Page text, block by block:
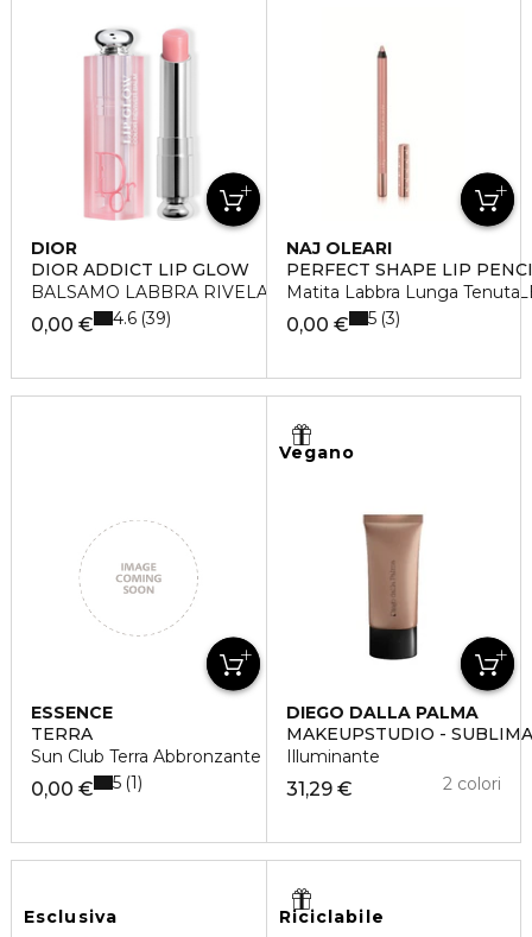
DIOR
DIOR ADDICT LIP GLOW
BALSAMO LABBRA RIVELATORE DEL COLORE
0,00 € 4.6 39
NAJ OLEARI
PERFECT SHAPE LIP
Matita Labbra Lunga Tenuta
0,00 € 5 3
ESSENCE
TERRA
Sun Club Terra Abbronzante
0,00 € 5 1
Vegano
DIEGO DALLA PALMA
MAKEUPSTUDIO -
Illuminante
31,29 € 2 colori
Esclusiva Riciclabile